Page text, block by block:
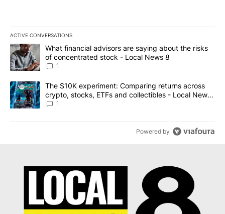
ACTIVE CONVERSATIONS
The following is a list of the most commented articles in the last
A trending article titled "What financial advisors are saying
What financial advisors are saying about the risks
of concentrated stock - Local News 8
1
A trending article titled "The $10K experiment: Comparing
The $10K experiment: Comparing returns across
crypto, stocks, ETFs and collectibles - Local News
8
1
Powered by